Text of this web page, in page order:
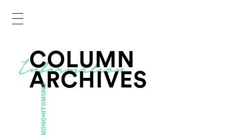
COLUMN
ARCHIVES
HITOMONO